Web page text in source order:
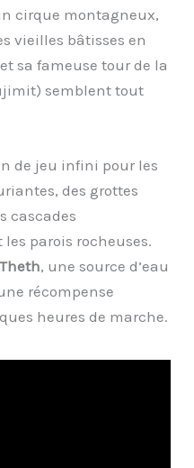
cirque montagneux,
vieilles bâtisses en
sa fameuse tour de la
semblent tout
de jeu infini pour les
des grottes
cascades
parois rocheuses.
, une source d’eau
récompense
heures de marche.